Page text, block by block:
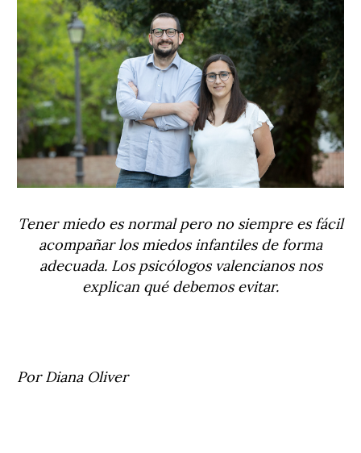
Tener miedo es normal pero no siempre es fácil
acompañar los miedos infantiles de forma
adecuada. Los psicólogos valencianos nos
explican qué debemos evitar.
Por Diana Oliver